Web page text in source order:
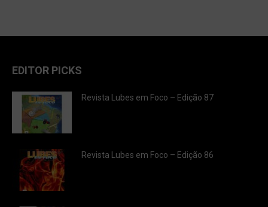
EDITOR PICKS
Revista Lubes em Foco – Edição 87
Revista Lubes em Foco – Edição 86